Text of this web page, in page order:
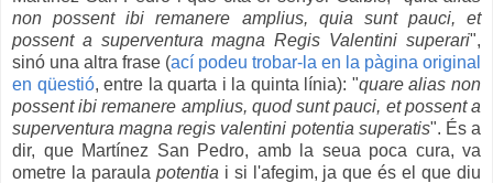
non possentibi remanere amplius, quia sunt pauci, et
possent a superventura magna Regis Valentini superari",
sinó una altra frase (ací podeu trobar-la en la pàgina original
en qüestió,entre la quarta i la quinta línia): "quare aliasnon
possentibi remanere amplius, quodsunt pauci, et possent a
superventuramagnaregis valentini potentia superatis". És a
dir, queMartínez San Pedro, amb la seua poca cura, va
ometre la paraula potentia i si l'afegim, ja queésel que diu